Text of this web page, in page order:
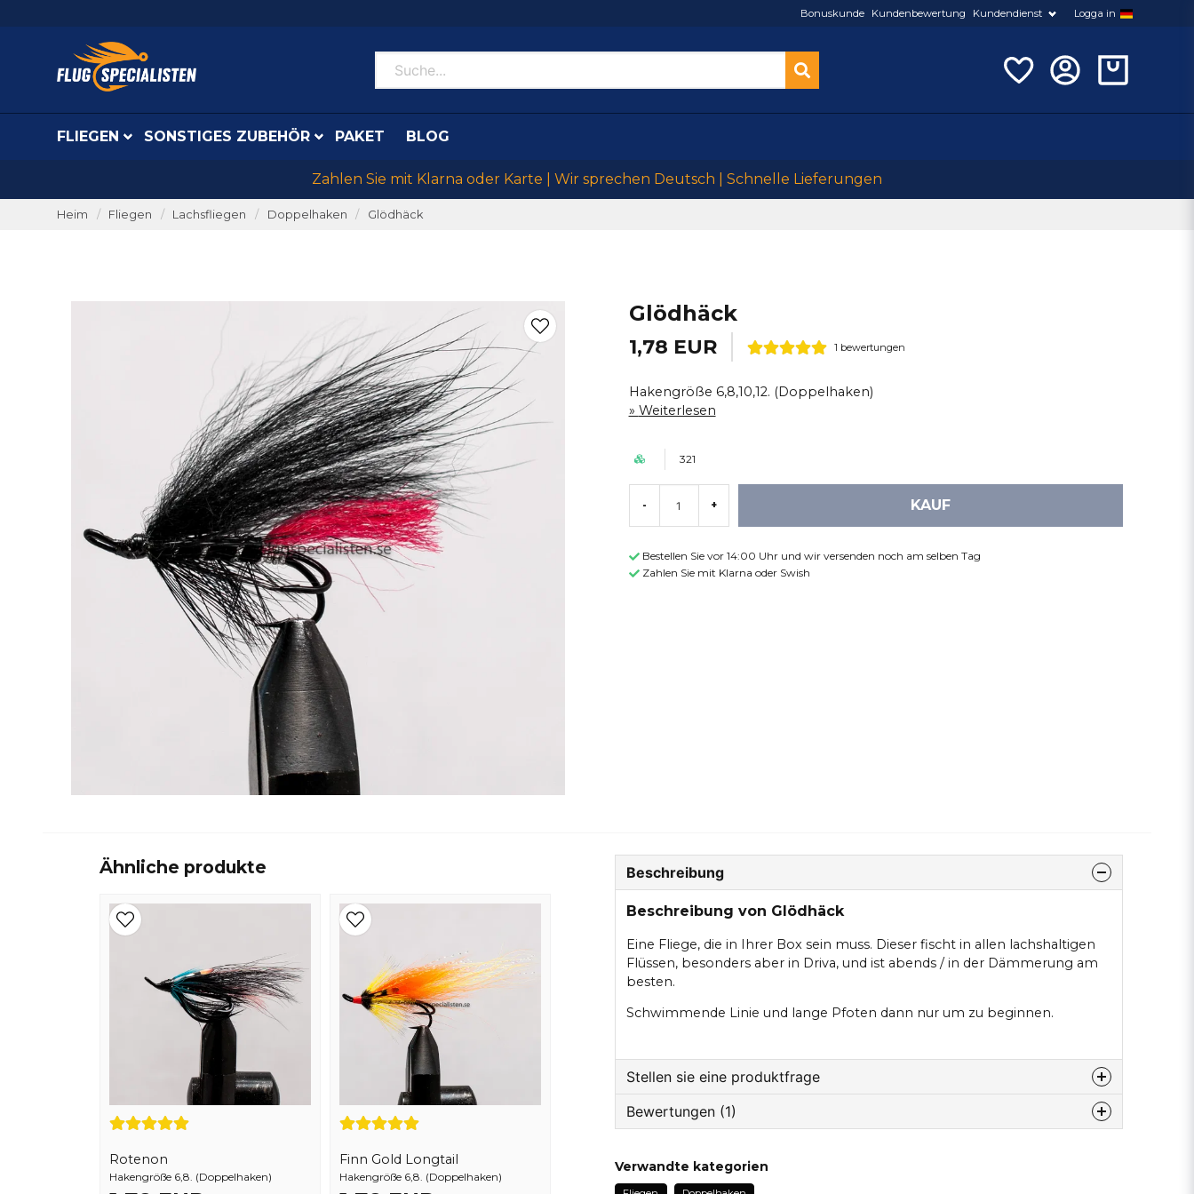
Bonuskunde Kundenbewertung Kundendienst Logga in
FLIEGEN SONSTIGES ZUBEHÖR PAKET BLOG
Zahlen Sie mit Klarna oder Karte | Wir sprechen Deutsch | Schnelle Lieferungen
Heim Fliegen Lachsfliegen Doppelhaken Glödhäck
Glödhäck
1,78 EUR 1 bewertungen
Hakengröße 6,8,10,12. (Doppelhaken)
Weiterlesen
321
- + KAUF
Bestellen Sie vor 14:00 Uhr und wir versenden noch am selben Tag
Zahlen Sie mit Klarna oder Swish
Ähnliche produkte
Rotenon
Hakengröße 6,8. (Doppelhaken)
Finn Gold Longtail
Hakengröße 6,8. (Doppelhaken)
Beschreibung
Beschreibung von Glödhäck
Eine Fliege, die in Ihrer Box sein muss. Dieser fischt in allen lachshaltigen
Flüssen, besonders aber in Driva, und ist abends / in der Dämmerung am
besten.
Schwimmende Linie und lange Pfoten dann nur um zu beginnen.
Stellen sie eine produktfrage
question
Fragen sie uns etwas zu diesem produkt...
Bewertungen (1)
STEFAN
Verwandte kategorien